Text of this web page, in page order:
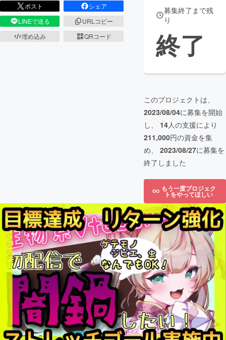
ポスト
シェア
LINEで送る
URLコピー
埋め込み
QRコード
募集終了まで残
り
終了
このプロジェクトは、
2023/08/04に募集を開始
し、 14人の支援により
211,000円の資金を集
め、 2023/08/27に募集を
終了しました
もう一度プロジェク
トをやってほしい